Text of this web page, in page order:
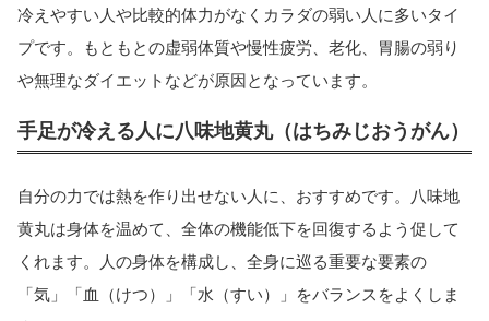
冷えやすい人や比較的体力がなくカラダの弱い人に多いタイ
プです。もともとの虚弱体質や慢性疲労、老化、胃腸の弱り
や無理なダイエットなどが原因となっています。
手足が冷える人に八味地黄丸（はちみじおうがん）
自分の力では熱を作り出せない人に、おすすめです。八味地
黄丸は身体を温めて、全体の機能低下を回復するよう促して
くれます。人の身体を構成し、全身に巡る重要な要素の
「気」「血（けつ）」「水（すい）」をバランスをよくしま